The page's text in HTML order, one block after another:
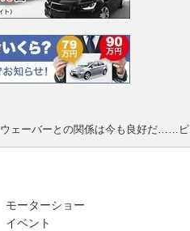
ウェーバーとの関係は今も良好だ……ピ
モーターショー
イベント